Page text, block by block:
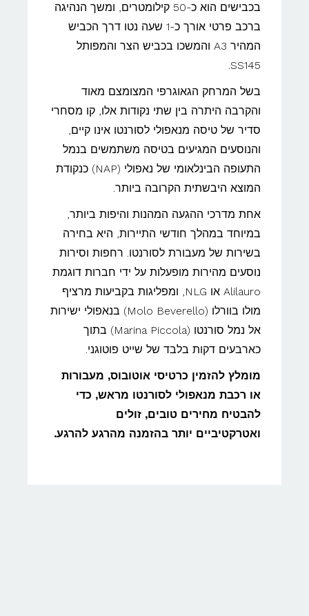
בכבישים הוא כ-50 קילומטרים, ומשך הנהיגה
ברכב פרטי אורך כ-1 שעה נטו דרך הכביש
המהיר A3 והמשכו בכביש הצר והמפותל
SS145.
בשל המרחק הגאוגרפי המצומצם מאוד
והקרבה היתרה בין שתי נקודות אלו, קו מסחרי
סדיר של טיסה מנאפולי לסורנטו אינו קיים,
והנוסעים המגיעים בטיסה משתמשים בנמל
התעופה הבינלאומי של נאפולי (NAP) כנקודת
המוצא היבשתית הקרובה ביותר.
אחת מדרכי ההגעה המהנות והיפות ביותר,
במיוחד במהלך חודשי התיירות, היא בחירה
בשירות של מעבורת לסורנטו. רחפות וסירות
נוסעים מהירות מופעלות על ידי חברות דוגמת
Alilauro או NLG, ומפליגות בקביעות מרציף
מולו בוורלו (Molo Beverello) בנאפולי ישירות
אל נמל סורנטו (Marina Piccola) בתוך
כארבעים דקות בלבד של שייט פוטוגני.
מומלץ להזמין כרטיסי אוטובוס, מעבורות
או רכבת מנאפולי לסורנטו מראש, כדי
להבטיח מחירים טובים, זולים
ואטרקטיביים יותר בהזמנה מהרגע להרגע.